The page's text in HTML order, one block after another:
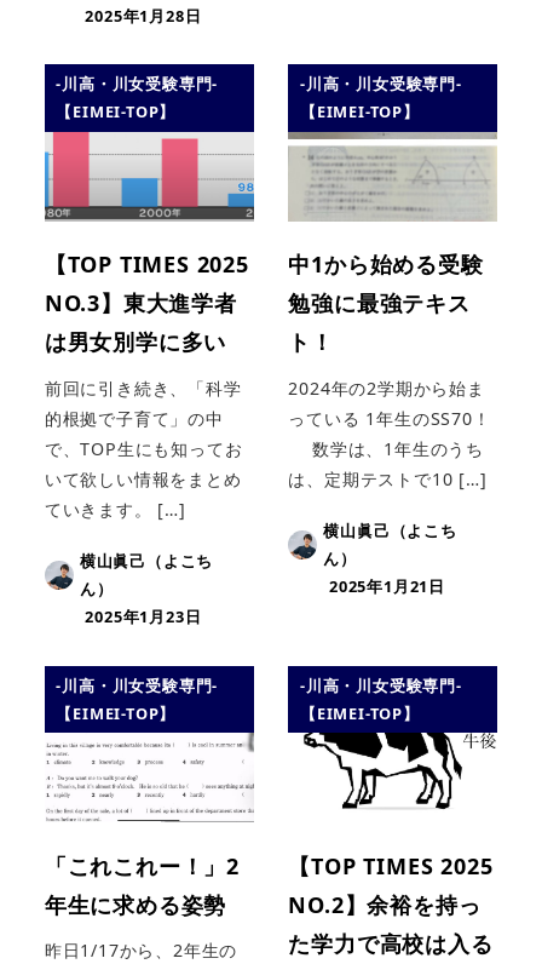
2025年1月28日
-川高・川女受験専門-
【EIMEI-TOP】
【TOP TIMES 2025
NO.3】東大進学者
は男女別学に多い
前回に引き続き、「科学
的根拠で子育て」の中
で、TOP生にも知ってお
いて欲しい情報をまとめ
ていきます。 […]
横山眞己（よこち
ん）
2025年1月23日
-川高・川女受験専門-
【EIMEI-TOP】
中1から始める受験
勉強に最強テキス
ト！
2024年の2学期から始ま
っている 1年生のSS70！
数学は、1年生のうち
は、定期テストで10 […]
横山眞己（よこち
ん）
2025年1月21日
-川高・川女受験専門-
【EIMEI-TOP】
「これこれー！」2
年生に求める姿勢
昨日1/17から、2年生の
-川高・川女受験専門-
【EIMEI-TOP】
【TOP TIMES 2025
NO.2】余裕を持っ
た学力で高校は入る